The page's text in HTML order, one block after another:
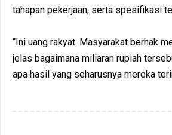
tahapan pekerjaan, serta spesifikasi
“Ini uang rakyat. Masyarakat berhak
jelas bagaimana miliaran rupiah
apa hasil yang seharusnya mereka